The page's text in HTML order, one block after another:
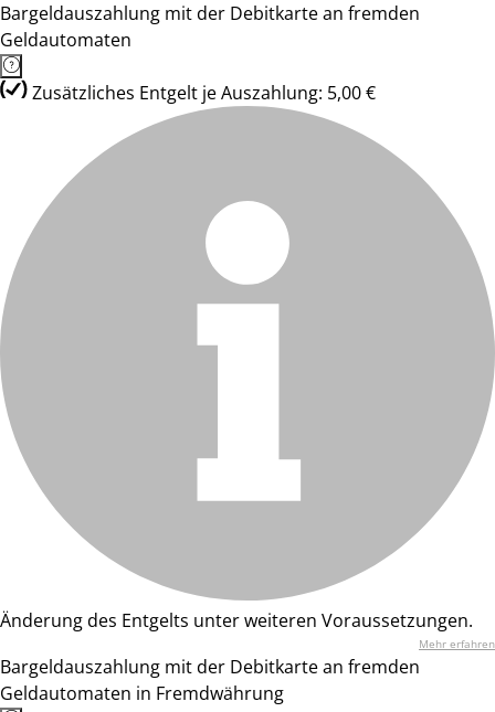
Bargeldauszahlung mit der Debitkarte an fremden
Geldautomaten
Zusätzliches Entgelt je Auszahlung: 5,00 €
Änderung des Entgelts unter weiteren Voraussetzungen.
Mehr erfahren
Bargeldauszahlung mit der Debitkarte an fremden
Geldautomaten in Fremdwährung